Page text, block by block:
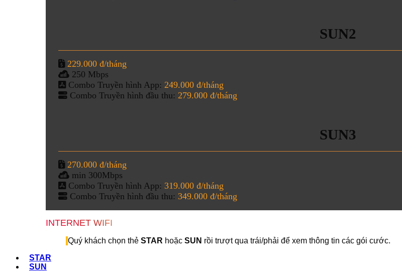
SUN2
229.000 đ/tháng
250 Mbps
Combo Truyền hình App: 249.000 đ/tháng
Combo Truyền hình đầu thu: 279.000 đ/tháng
SUN3
270.000 đ/tháng
min 300Mbps
Combo Truyền hình App: 319.000 đ/tháng
Combo Truyền hình đầu thu: 349.000 đ/tháng
INTERNET WIFI
Quý khách chọn thẻ STAR hoặc SUN rồi trượt qua trái/phải để xem thông tin các gói cước.
STAR
SUN